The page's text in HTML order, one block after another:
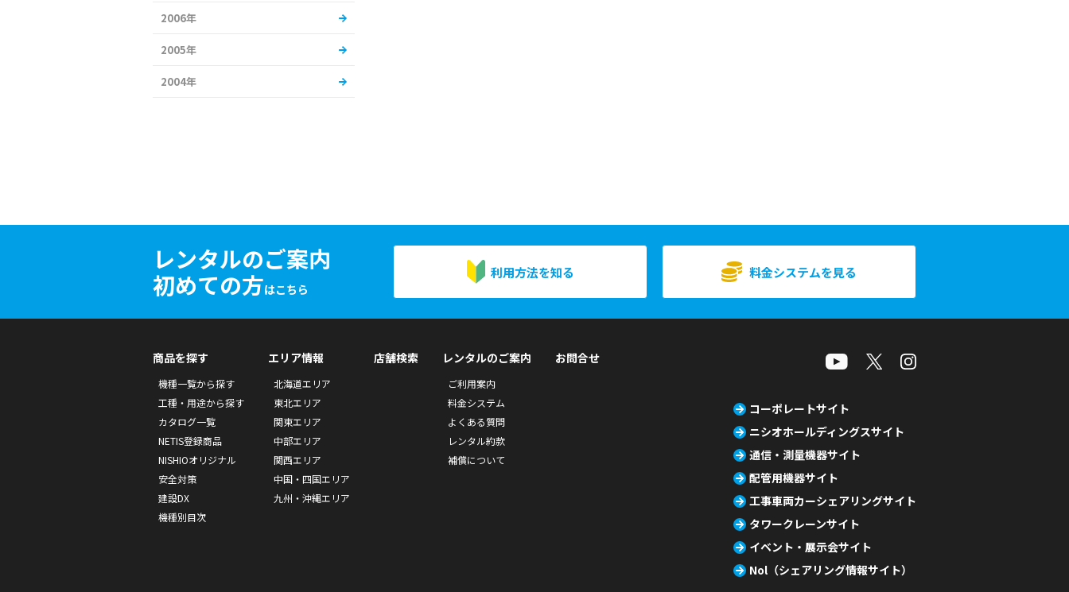
2006年
2005年
2004年
レンタルのご案内
初めての方はこちら
利用方法を知る 料金システムを見る
商品を探す
機種一覧から探す
工種・用途から探す
カタログ一覧
NETIS登録商品
NISHIOオリジナル
安全対策
建設DX
機種別目次
エリア情報
北海道エリア
東北エリア
関東エリア
中部エリア
関西エリア
中国・四国エリア
九州・沖縄エリア
店舗検索 レンタルのご案内
ご利用案内
料金システム
よくある質問
レンタル約款
補償について
お問合せ
コーポレートサイト
ニシオホールディングスサイト
通信・測量機器サイト
配管用機器サイト
工事車両カーシェアリングサイト
タワークレーンサイト
イベント・展示会サイト
Nol（シェアリング情報サイト）